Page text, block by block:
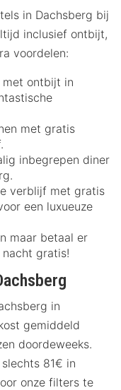
in Dachsberg bij
inclusief ontbijt,
voordelen:
met ontbijt in
met gratis
inbegrepen diner
verblijf met gratis
een luxueuze
maar betaal er
gratis!
in
gemiddeld
doordeweeks.
81€ in
onze filters te